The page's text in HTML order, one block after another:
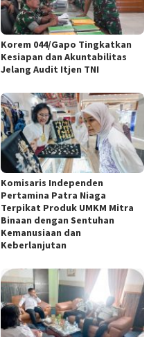
Korem 044/Gapo Tingkatkan
Kesiapan dan Akuntabilitas
Jelang Audit Itjen TNI
Komisaris Independen
Pertamina Patra Niaga
Terpikat Produk UMKM Mitra
Binaan dengan Sentuhan
Kemanusiaan dan
Keberlanjutan